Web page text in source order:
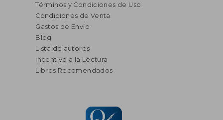
Términos y Condiciones de Uso
Condiciones de Venta
Gastos de Envío
Blog
Lista de autores
Incentivo a la Lectura
Libros Recomendados